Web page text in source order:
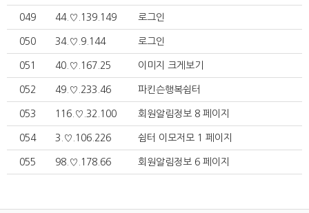
049 44.♡.139.149 로그인
050 34.♡.9.144 로그인
051 40.♡.167.25 이미지 크게보기
052 49.♡.233.46 파킨슨행복쉼터
053 116.♡.32.100 회원알림정보 8 페이지
054 3.♡.106.226 쉼터 이모저모 1 페이지
055 98.♡.178.66 회원알림정보 6 페이지